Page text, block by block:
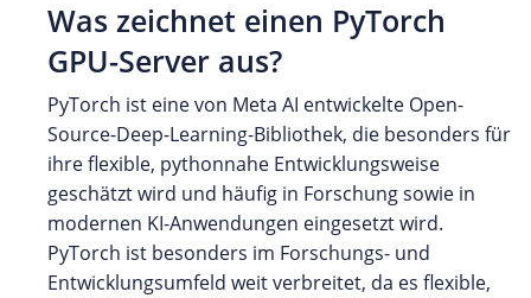
Was zeichnet einen PyTorch
GPU-Server aus?
PyTorch ist eine von Meta AI entwickelte Open-
Source-Deep-Learning-Bibliothek, die besonders für
ihre flexible, pythonnahe Entwicklungsweise
geschätzt wird und häufig in Forschung sowie in
modernen KI-Anwendungen eingesetzt wird.
PyTorch ist besonders im Forschungs- und
Entwicklungsumfeld weit verbreitet, da es flexible,